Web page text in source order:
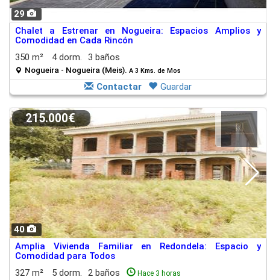
29
Chalet a Estrenar en Nogueira: Espacios Amplios y
Comodidad en Cada Rincón
350 m²
4 dorm. 3 baños
Nogueira - Nogueira (Meis). A 3 Kms. de Mos
Contactar Guardar
40
215.000€
Amplia Vivienda Familiar en Redondela: Espacio y
Comodidad para Todos
327 m²
5 dorm. 2 baños Hace 3 horas